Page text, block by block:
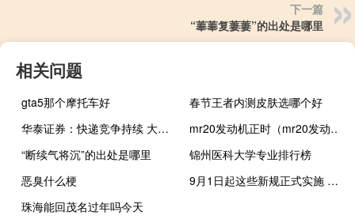
下一篇
“菶菶复萋萋”的出处是哪里
相关问题
gta5那个摩托车好
春节王者内测皮肤选哪个好
华泰证券：快递竞争持续 大宗供应链需求有望修复
mr20发动机正时（mr20发动机）
“断续气将沉”的出处是哪里
锦州医科大学专业排行榜
恶臭什么梗
9月1日起这些新规正式实施 8座9座小型客车通行费将减少
珠海能回茂名过年吗今天